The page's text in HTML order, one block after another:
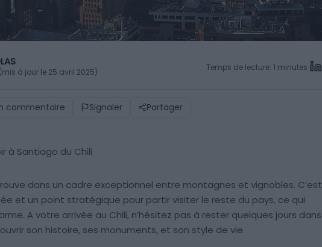
à jour le 25 avril 2025) Temps de lecture: 1 minutes
commentaire Signaler Partager
à Santiago du Chili
dans un cadre exceptionnel entre montagnes et vignobles. C’est
et un point stratégique pour partir visiter le reste du pays, ce qui
A votre arrivée au Chili, n’hésitez pas à rester quelques jours dans
son histoire, ses monuments, et son style de vie.